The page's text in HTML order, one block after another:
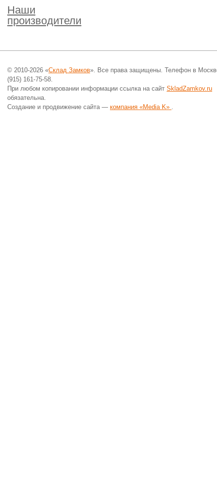
Наши
производители
© 2010-2026 «Склад Замков». Все права защищены. Телефон в
(915) 161-75-58.
При любом копировании информации ссылка на сайт SkladZamkov.ru
обязательна.
Создание и продвижение сайта — компания «Media K» .